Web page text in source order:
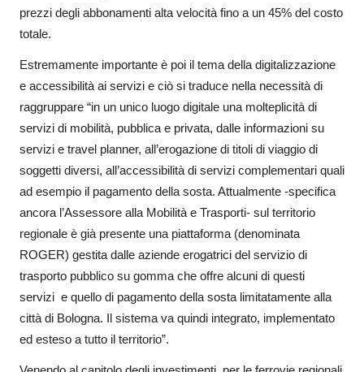
prezzi degli abbonamenti alta velocità fino a un 45% del costo
totale.
Estremamente importante è poi il tema della digitalizzazione
e accessibilità ai servizi e ciò si traduce nella necessità di
raggruppare “in un unico luogo digitale una molteplicità di
servizi di mobilità, pubblica e privata, dalle informazioni su
servizi e travel planner, all’erogazione di titoli di viaggio di
soggetti diversi, all’accessibilità di servizi complementari quali
ad esempio il pagamento della sosta. Attualmente -specifica
ancora l’Assessore alla Mobilità e Trasporti- sul territorio
regionale è già presente una piattaforma (denominata
ROGER) gestita dalle aziende erogatrici del servizio di
trasporto pubblico su gomma che offre alcuni di questi
servizi e quello di pagamento della sosta limitatamente alla
città di Bologna. Il sistema va quindi integrato, implementato
ed esteso a tutto il territorio”.